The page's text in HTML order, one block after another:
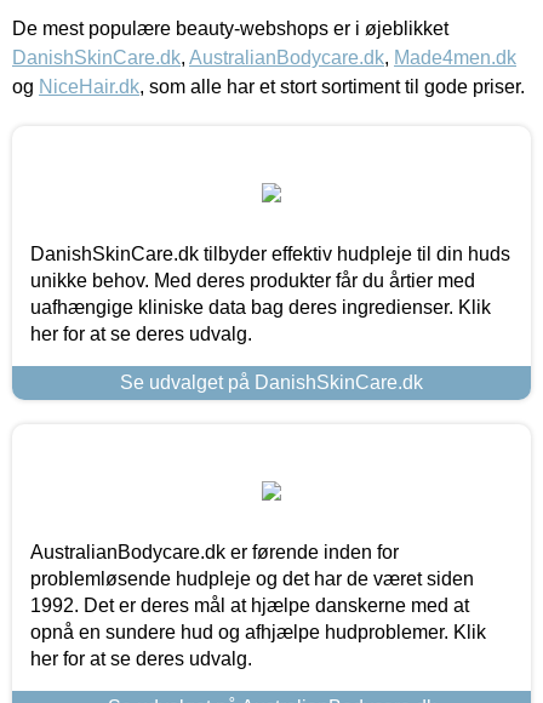
De mest populære beauty-webshops er i øjeblikket
DanishSkinCare.dk, AustralianBodycare.dk, Made4men.dk
og NiceHair.dk, som alle har et stort sortiment til gode priser.
DanishSkinCare.dk tilbyder effektiv hudpleje til din huds
unikke behov. Med deres produkter får du årtier med
uafhængige kliniske data bag deres ingredienser. Klik
her for at se deres udvalg.
Se udvalget på DanishSkinCare.dk
AustralianBodycare.dk er førende inden for
problemløsende hudpleje og det har de været siden
1992. Det er deres mål at hjælpe danskerne med at
opnå en sundere hud og afhjælpe hudproblemer. Klik
her for at se deres udvalg.